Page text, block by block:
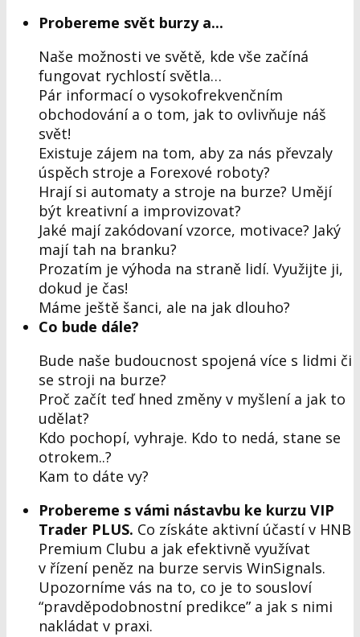
Probereme svět burzy a...
Naše možnosti ve světě, kde vše začíná
fungovat rychlostí světla…
Pár informací o vysokofrekvenčním
obchodování a o tom, jak to ovlivňuje náš
svět!
Existuje zájem na tom, aby za nás převzaly
úspěch stroje a Forexové roboty?
Hrají si automaty a stroje na burze? Umějí
být kreativní a improvizovat?
Jaké mají zakódovaní vzorce, motivace? Jaký
mají tah na branku?
Prozatím je výhoda na straně lidí. Využijte ji,
dokud je čas!
Máme ještě šanci, ale na jak dlouho?
Co bude dále?
Bude naše budoucnost spojená více s lidmi či
se stroji na burze?
Proč začít teď hned změny v myšlení a jak to
udělat?
Kdo pochopí, vyhraje. Kdo to nedá, stane se
otrokem..?
Kam to dáte vy?
Probereme s vámi nástavbu ke kurzu VIP
Trader PLUS. Co získáte aktivní účastí v HNB
Premium Clubu a jak efektivně využívat
v řízení peněz na burze servis WinSignals.
Upozorníme vás na to, co je to sousloví
“pravděpodobnostní predikce” a jak s nimi
nakládat v praxi.